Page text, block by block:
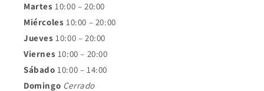
Martes 10:00 – 20:00
Miércoles 10:00 – 20:00
Jueves10:00 – 20:00
Viernes 10:00 – 20:00
Sábado 10:00 – 14:00
Domingo Cerrado